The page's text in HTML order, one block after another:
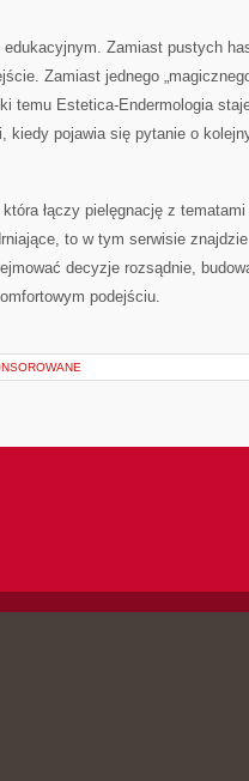
Zamiast pustych
Zamiast jednego
temu Estetica-Endermologia
kiedy pojawia się pytanie o
łączy pielęgnację z
to w tym serwisie
decyzje rozsądnie,
podejściu.